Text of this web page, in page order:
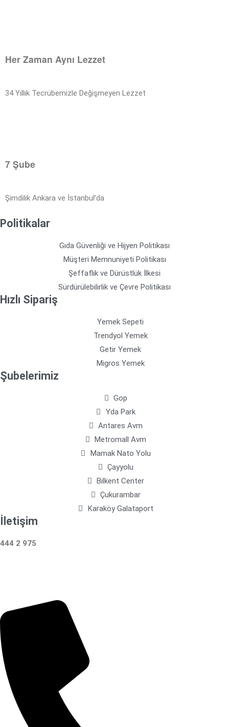
Her Zaman Aynı Lezzet
34 Yıllık Tecrübemizle Değişmeyen Lezzet
7 Şube
Şimdilik Ankara ve İstanbul’da
Politikalar
Gıda Güvenliği ve Hijyen Politikası
Müşteri Memnuniyeti Politikası
Şeffaflık ve Dürüstlük İlkesi
Sürdürülebilirlik ve Çevre Politikası
Hızlı Sipariş
Yemek Sepeti
Trendyol Yemek
Getir Yemek
Migros Yemek
Şubelerimiz
Gop
Yda Park
Antares Avm
Metromall Avm
Mamak Nato Yolu
Çayyolu
Bilkent Center
Çukurambar
Karaköy Galataport
İletişim
444 2 975